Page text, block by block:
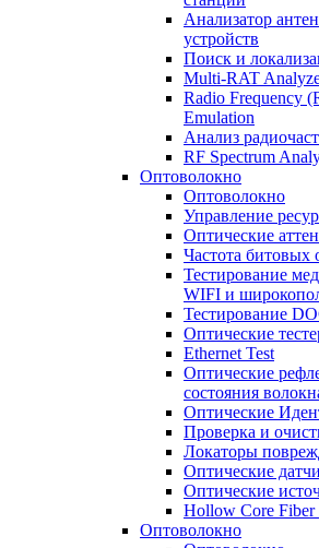
Анализатор
устройств
Поиск и
Multi-RAT
Radio Frequency
Emulation
Анализ
RF Spectrum
Оптоволокно
Оптоволокно
Управление
Оптические
Частота битовых
Тестирование
WIFI и
Тестирование
Оптические
Ethernet Test
Оптические
состояния
Оптические
Проверка и
Локаторы
Оптические
Оптические
Hollow Core Fiber
Оптоволокно